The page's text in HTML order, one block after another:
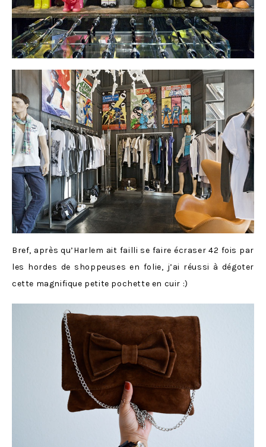
Bref, après qu’Harlem ait failli se faire écraser 42 fois par
les hordes de shoppeuses en folie, j’ai réussi à dégoter
cette magnifique petite pochette en cuir :)